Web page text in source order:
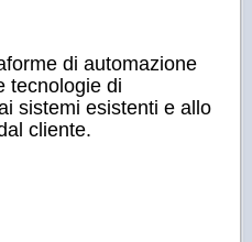
di automazione
tecnologie di
sistemi esistenti e allo
cliente.